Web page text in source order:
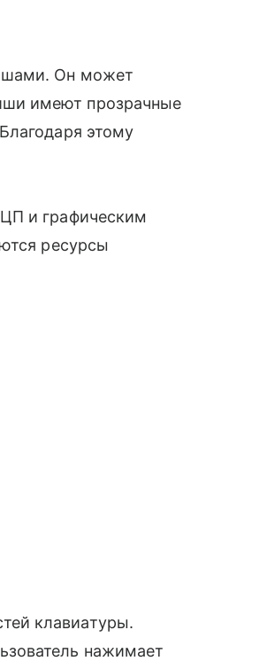
Он может
имеют прозрачные
этому
и графическим
ресурсы
клавиатуры.
нажимает